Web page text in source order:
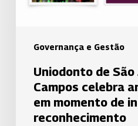
Governança e Gestão
em
reconhecimento
Uniodonto de São
Campos celebra
em momento de
reconhecimento